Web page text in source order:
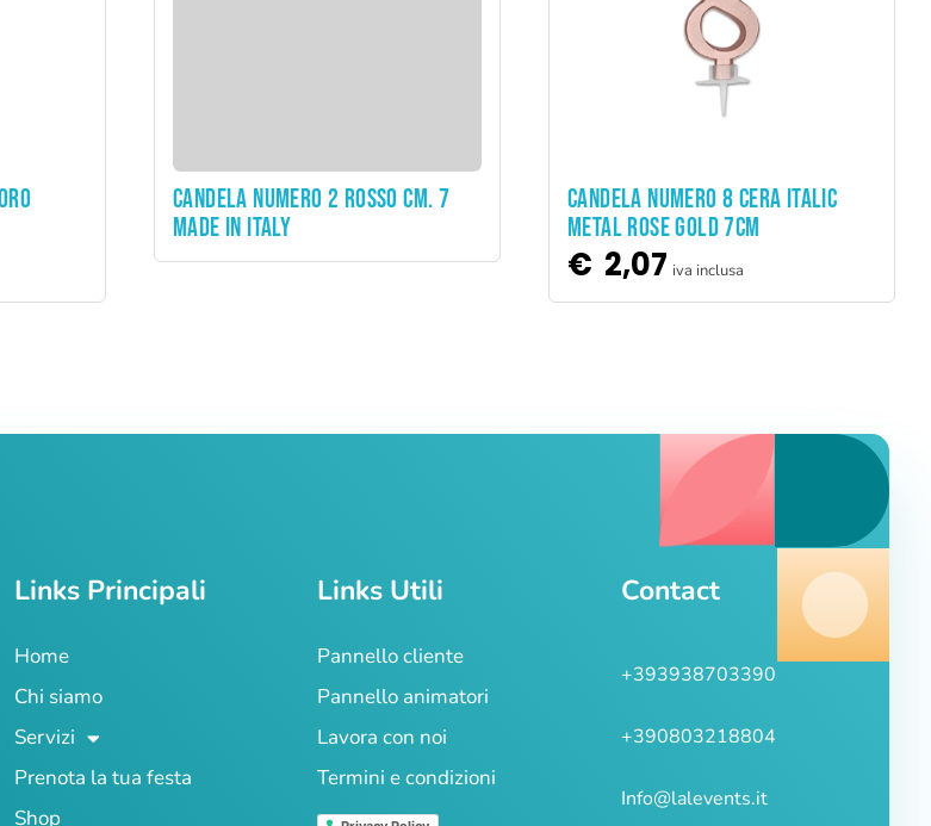
CANDELA NUMERO 2 ROSSO CM. 7
MADE IN ITALY
ADD TO CART
CANDELA NUMERO 8 CERA ITALIC
METAL ROSE GOLD 7CM
€ 2,07 iva inclusa
Links Principali
Home
Chi siamo
Servizi
Prenota la tua festa
Shop
Links Utili
Pannello cliente
Pannello animatori
Lavora con noi
Termini e condizioni
Contact
+393938703390
+390803218804
Info@lalevents.it